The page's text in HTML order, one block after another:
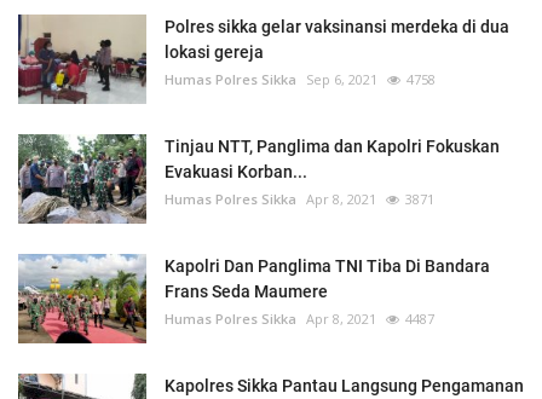
Polres sikka gelar vaksinansi merdeka di dua
lokasi gereja
Humas Polres Sikka Sep 6, 2021 4758
Tinjau NTT, Panglima dan Kapolri Fokuskan
Evakuasi Korban...
Humas Polres Sikka Apr 8, 2021 3871
Kapolri Dan Panglima TNI Tiba Di Bandara
Frans Seda Maumere
Humas Polres Sikka Apr 8, 2021 4487
Kapolres Sikka Pantau Langsung Pengamanan